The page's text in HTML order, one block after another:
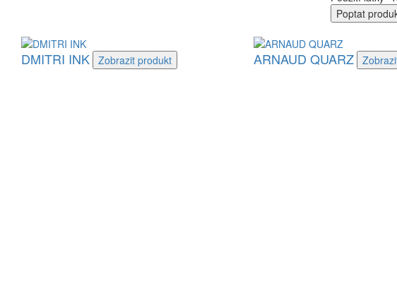
Poptat
DMITRI INK Zobrazit produkt ARNAUD QUARZ